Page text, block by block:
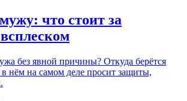
что стоит за
без явной причины? Откуда берётся
в нём на самом деле просит защиты,